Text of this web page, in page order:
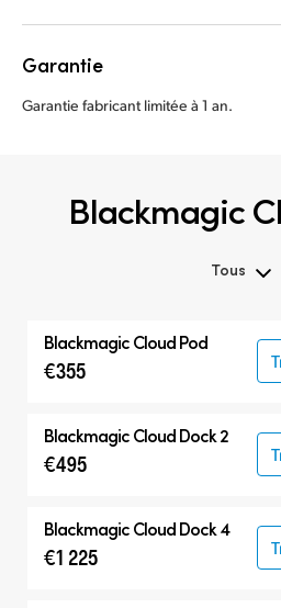
Garantie
Garantie fabricant limitée à 1 an.
Blackmagic
Tous
Cloud Pod
Cloud
Blackmagic Cloud Pod
€355
Blackmagic Cloud Dock 2
€495
Blackmagic Cloud Dock 4
€1 225